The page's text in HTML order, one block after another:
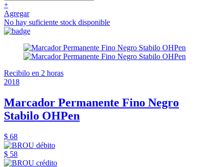
+
Agregar
No hay suficiente stock disponible
Recibilo en 2 horas
2018
Marcador Permanente Fino Negro
Stabilo OHPen
$ 68
$ 58